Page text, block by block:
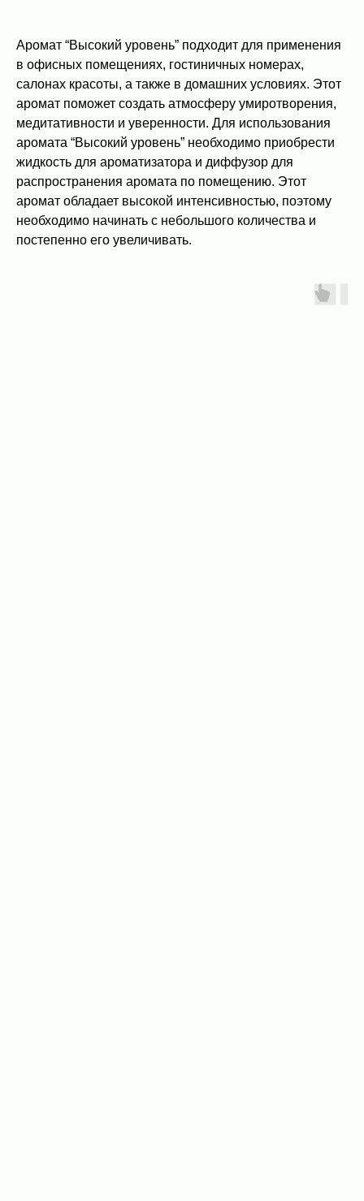
Аромат “Высокий уровень” подходит для применения
в офисных помещениях, гостиничных номерах,
салонах красоты, а также в домашних условиях. Этот
аромат поможет создать атмосферу умиротворения,
медитативности и уверенности. Для использования
аромата “Высокий уровень” необходимо приобрести
жидкость для ароматизатора и диффузор для
распространения аромата по помещению. Этот
аромат обладает высокой интенсивностью, поэтому
необходимо начинать с небольшого количества и
постепенно его увеличивать.